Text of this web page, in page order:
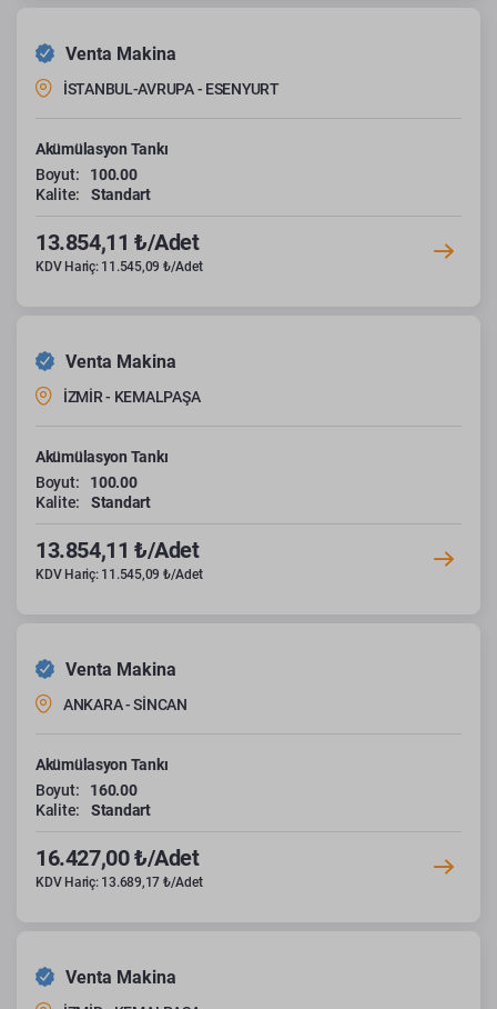
Venta Makina
İSTANBUL-AVRUPA - ESENYURT
Akümülasyon Tankı
Boyut:
100.00
Kalite:
Standart
13.854,11 ₺/Adet
KDV Hariç: 11.545,09 ₺/Adet
Venta Makina
İZMİR - KEMALPAŞA
Akümülasyon Tankı
Boyut:
100.00
Kalite:
Standart
13.854,11 ₺/Adet
KDV Hariç: 11.545,09 ₺/Adet
Venta Makina
ANKARA - SİNCAN
Akümülasyon Tankı
Boyut:
160.00
Kalite:
Standart
16.427,00 ₺/Adet
KDV Hariç: 13.689,17 ₺/Adet
Venta Makina